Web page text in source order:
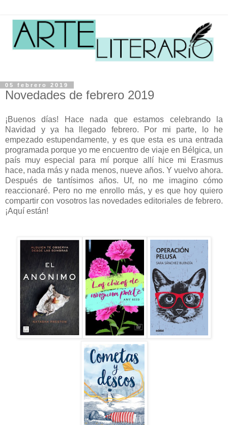
05 febrero 2019
Novedades de febrero 2019
¡Buenos días! Hace nada que estamos celebrando la
Navidad y ya ha llegado febrero. Por mi parte, lo he
empezado estupendamente, y es que esta es una entrada
programada porque yo me encuentro de viaje en Bélgica, un
país muy especial para mí porque allí hice mi Erasmus
hace, nada más y nada menos, nueve años. Y vuelvo ahora.
Después de tantísimos años. Uf, no me imagino cómo
reaccionaré. Pero no me enrollo más, y es que hoy quiero
compartir con vosotros las novedades editoriales de febrero.
¡Aquí están!